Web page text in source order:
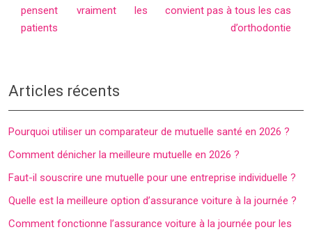
pensent vraiment les
patients
convient pas à tous les cas
d’orthodontie
Articles récents
Pourquoi utiliser un comparateur de mutuelle santé en 2026 ?
Comment dénicher la meilleure mutuelle en 2026 ?
Faut-il souscrire une mutuelle pour une entreprise individuelle ?
Quelle est la meilleure option d’assurance voiture à la journée ?
Comment fonctionne l’assurance voiture à la journée pour les